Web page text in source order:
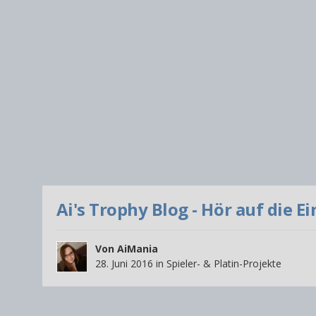
Ai's Trophy Blog - Hör auf die
Von AiMania
28. Juni 2016 in Spieler- & Platin-Projekte